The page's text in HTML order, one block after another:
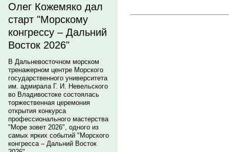
Олег Кожемяко дал
старт "Морскому
конгрессу – Дальний
Восток 2026"
В Дальневосточном морском
тренажерном центре Морского
государственного университета
им. адмирала Г. И. Невельского
во Владивостоке состоялась
торжественная церемония
открытия конкурса
профессионального мастерства
"Море зовет 2026", одного из
самых ярких событий "Морского
конгресса – Дальний Восток